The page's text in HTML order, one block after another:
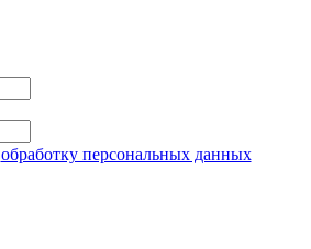
обработку персональных данных